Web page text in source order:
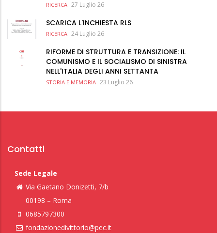
RICERCA 27 Luglio 26
SCARICA L'INCHIESTA RLS
RICERCA 24 Luglio 26
RIFORME DI STRUTTURA E TRANSIZIONE: IL
COMUNISMO E IL SOCIALISMO DI SINISTRA
NELL'ITALIA DEGLI ANNI SETTANTA
STORIA E MEMORIA 23 Luglio 26
Contatti
Sede Legale
Via Gaetano Donizetti, 7/b
00198 – Roma
0685797300
fondazionedivittorio@pec.it